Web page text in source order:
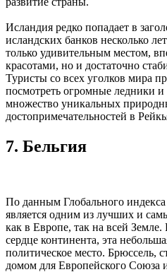
Исландия редко попадает в
исландских банков несколько
только удивительным местом,
красотами, но и достаточно
Туристы со всех уголков мира
посмотреть огромные ледники
множество уникальных
достопримечательностей в
7. Бельгия
По данным Глобального
является одним из лучших и
как в Европе, так на всей
сердце континента, эта
политическое место. Брюссель,
домом для Европейского